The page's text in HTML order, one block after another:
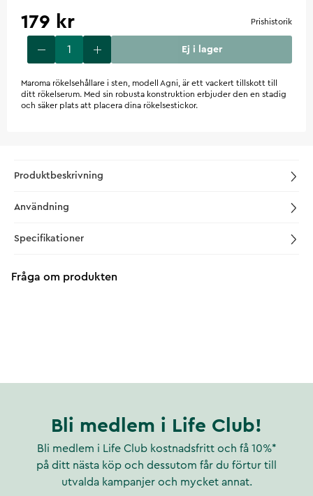
179 kr Prishistorik
Ej i lager
Maroma rökelsehållare i sten, modell Agni, är ett vackert tillskott till
ditt rökelserum. Med sin robusta konstruktion erbjuder den en stadig
och säker plats att placera dina rökelsestickor.
Produktbeskrivning
Användning
Specifikationer
Fråga om produkten
Bli medlem i Life Club!
Bli medlem i Life Club kostnadsfritt och få 10%*
på ditt nästa köp och dessutom får du förtur till
utvalda kampanjer och mycket annat.